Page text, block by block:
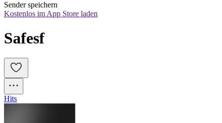
Sender speichern
Kostenlos im App Store laden
Safesf
Hits